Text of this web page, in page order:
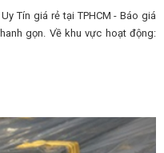
Tín giá rẻ tại TPHCM - Báo giá
gọn. Về khu vực hoạt động: